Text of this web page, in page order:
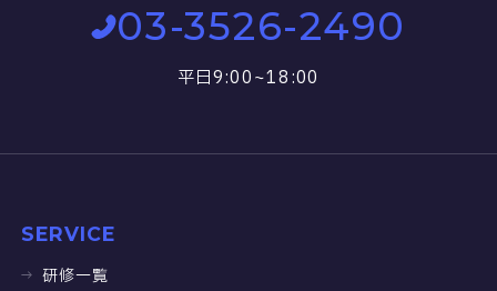
03-3526-2490
平日9:00~18:00
SERVICE
研修一覧